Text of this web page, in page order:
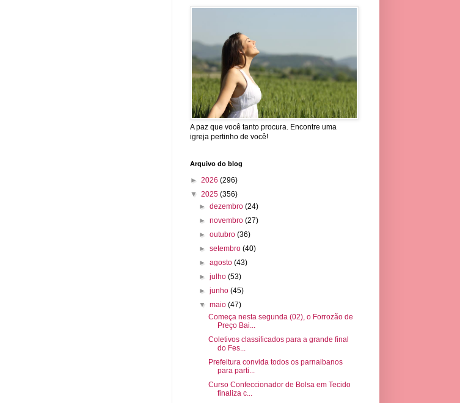
A paz que você tanto procura. Encontre uma
igreja pertinho de você!
Arquivo do blog
► 2026 (296)
▼ 2025 (356)
►dezembro(24)
►novembro(27)
►outubro(36)
►setembro(40)
►agosto(43)
►julho(53)
►junho(45)
▼maio(47)
Começa nesta segunda (02), o Forrozão de
Preço Bai...
Coletivos classificados para a grande final
do Fes...
Prefeitura convida todos os parnaibanos
para parti...
Curso Confeccionador de Bolsa em Tecido
finaliza c...